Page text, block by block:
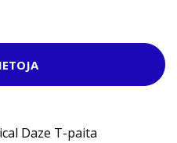
Daze T-paita